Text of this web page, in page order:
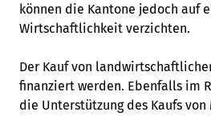
können die Kantone jedoch auf
Wirtschaftlichkeit verzichten.
Der Kauf von
finanziert werden. Ebenfalls im
die Unterstützung des Kaufs